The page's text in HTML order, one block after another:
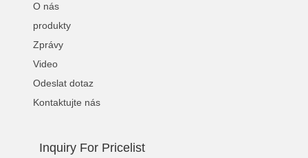
O nás
produkty
Zprávy
Video
Odeslat dotaz
Kontaktujte nás
Inquiry For Pricelist